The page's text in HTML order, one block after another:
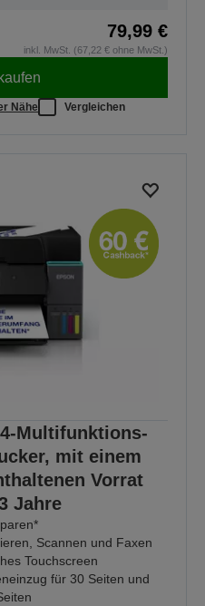
79,99 €
inkl. MwSt. (67,22 € ohne MwSt.)
Nähe Vergleichen
Multifunktions-
mit einem
Vorrat
Jahre
Scannen und Faxen
Touchscreen
für 30 Seiten und